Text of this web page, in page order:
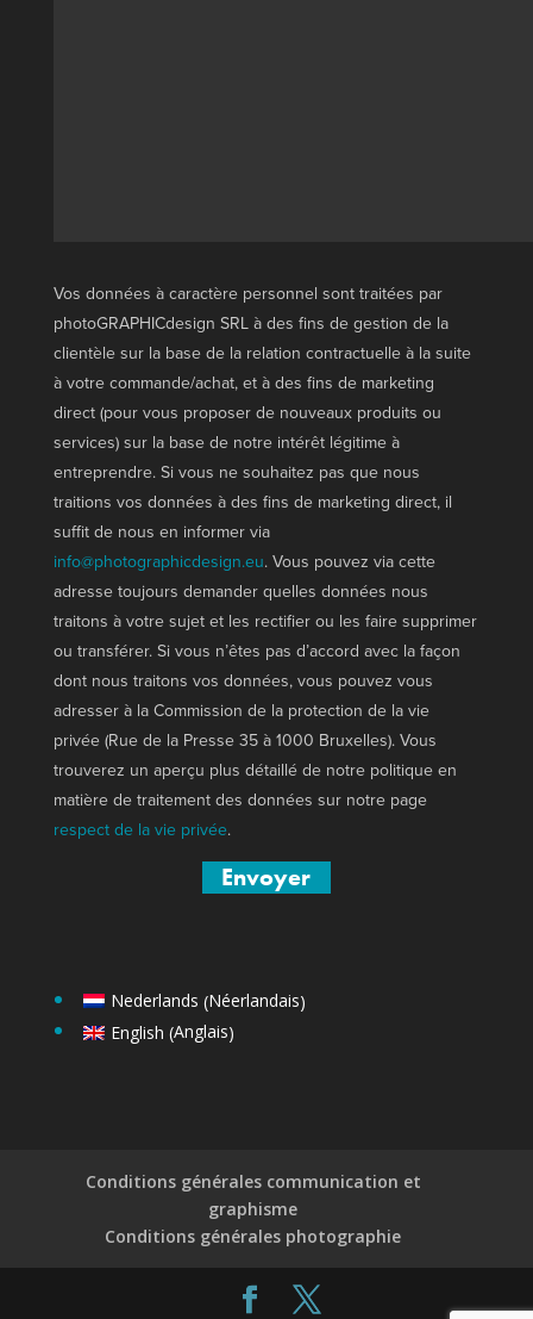
Vos données à caractère personnel sont traitées par
photoGRAPHICdesign SRL à des fins de gestion de la
clientèle sur la base de la relation contractuelle à la suite
à votre commande/achat, et à des fins de marketing
direct (pour vous proposer de nouveaux produits ou
services) sur la base de notre intérêt légitime à
entreprendre. Si vous ne souhaitez pas que nous
traitions vos données à des fins de marketing direct, il
suffit de nous en informer via
info@photographicdesign.eu. Vous pouvez via cette
adresse toujours demander quelles données nous
traitons à votre sujet et les rectifier ou les faire supprimer
ou transférer. Si vous n’êtes pas d’accord avec la façon
dont nous traitons vos données, vous pouvez vous
adresser à la Commission de la protection de la vie
privée (Rue de la Presse 35 à 1000 Bruxelles). Vous
trouverez un aperçu plus détaillé de notre politique en
matière de traitement des données sur notre page
respect de la vie privée.
Nederlands (Néerlandais)
English (Anglais)
Conditions générales communication et
graphisme
Conditions générales photographie